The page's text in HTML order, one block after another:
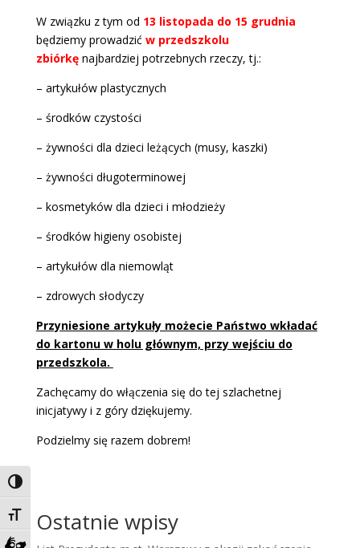
Toggle High Contrast
Toggle Font size
W związku z tym od 13 listopada do 15 grudnia
będziemy prowadzić w przedszkolu
zbiórkęnajbardziej potrzebnych rzeczy, tj.:
– artykułów plastycznych
– środków czystości
– żywności dla dzieci leżących (musy, kaszki)
– żywności długoterminowej
– kosmetyków dla dzieci i młodzieży
– środków higieny osobistej
– artykułów dla niemowląt
– zdrowych słodyczy
Przyniesione artykuły możecie Państwo wkładać
do kartonu w holu głównym, przy wejściu do
przedszkola.
Zachęcamy do włączenia się do tej szlachetnej
inicjatywy i z góry dziękujemy.
Podzielmy się razem dobrem!
Ostatnie wpisy